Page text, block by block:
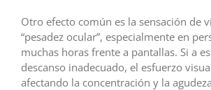
Otro efecto común es la sensación de
“pesadez ocular”, especialmente en
muchas horas frente a pantallas. Si a
descanso inadecuado, el esfuerzo
afectando la concentración y la